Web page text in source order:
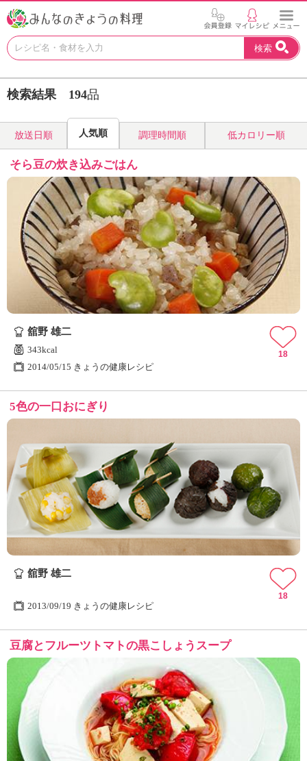
お
い
ピ
を
見
け
よ
う
。
N
H
K
エ
デ
ュ
ョ
な
の
き
ょ
う
の
料
理
検索
検索結果 194品
放送日順 人気順 調理時間順 低カロリー順
そら豆の炊き込みごはん
舘野 雄二
343kcal
2014/05/15 きょうの健康レシピ
18
5色の一口おにぎり
舘野 雄二
2013/09/19 きょうの健康レシピ
18
豆腐とフルーツトマトの黒こしょうスープ